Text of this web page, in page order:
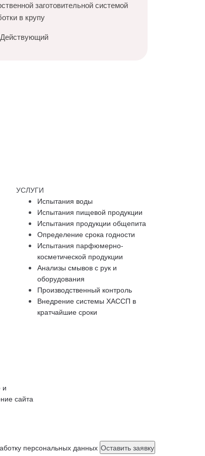
заготовительной системой
в крупу
Действующий
УСЛУГИ
Испытания воды
Испытания пищевой продукции
Испытания продукции общепита
Определение срока годности
Испытания парфюмерно-
косметической продукции
Анализы смывов с рук и
оборудования
Производственный контроль
Внедрение системы ХАССП в
кратчайшие сроки
и
сайта
персональных данных